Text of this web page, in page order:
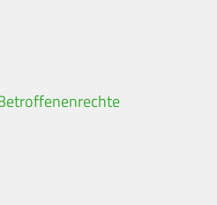
Felder sind